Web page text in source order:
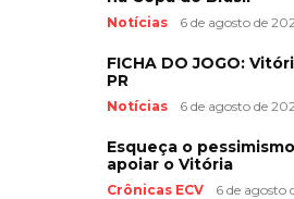
Notícias 6 de agosto de
FICHA DO JOGO:
PR
Notícias 6 de agosto de
Esqueça o
apoiar o Vitória
Crônicas ECV 6 de agosto